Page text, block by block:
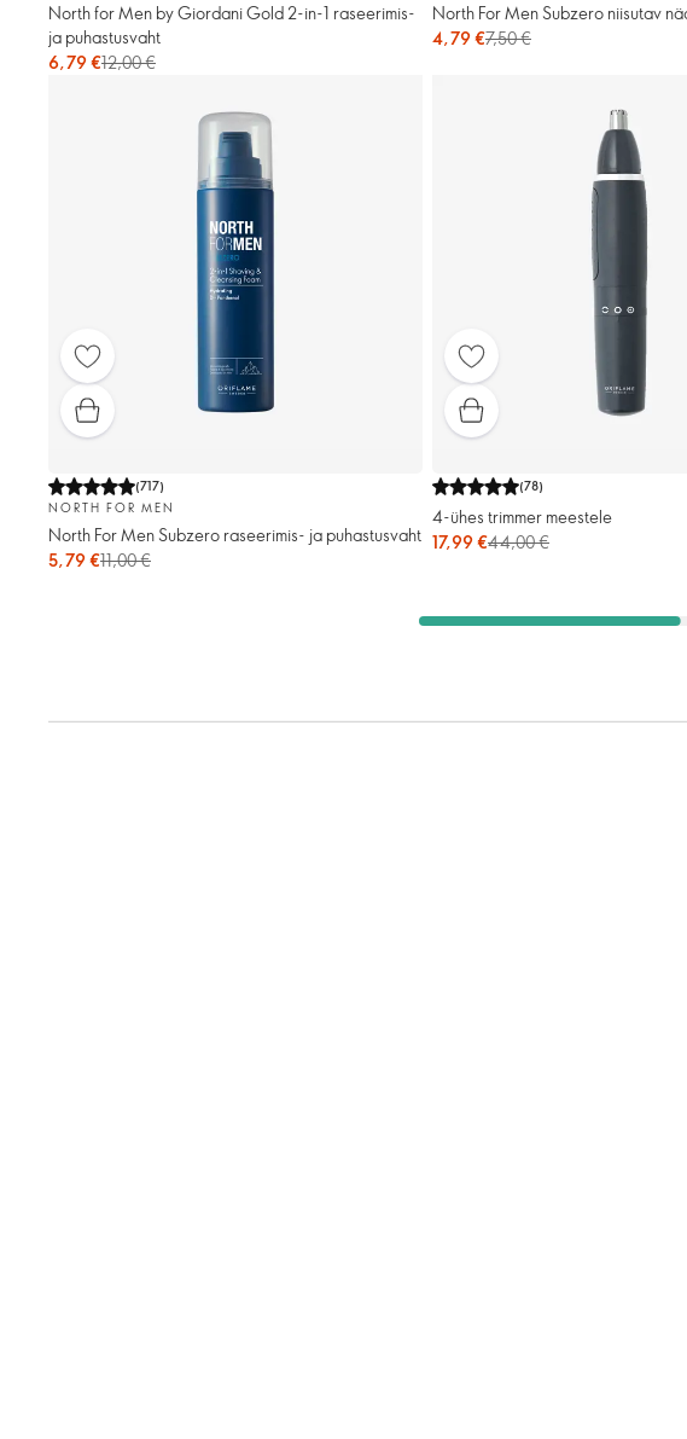
North for Men by Giordani Gold 2-in-1 raseerimis-
ja puhastusvaht
6,79 €12,00 €
North For Men Subzero niisutav
4,79 €7,50 €
(717)
NORTH FOR MEN
North For Men Subzero raseerimis- ja puhastusvaht
5,79 €11,00 €
(78)
4-ühes trimmer meestele
17,99 €44,00 €